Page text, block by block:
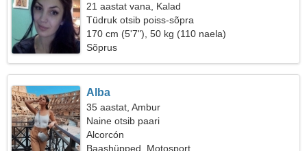
21 aastat vana, Kalad
Tüdruk otsib poiss-sõpra
170 cm (5'7"), 50 kg (110 naela)
Sõprus
Alba
35 aastat, Ambur
Naine otsib paari
Alcorcón
Baashüpped, Motosport